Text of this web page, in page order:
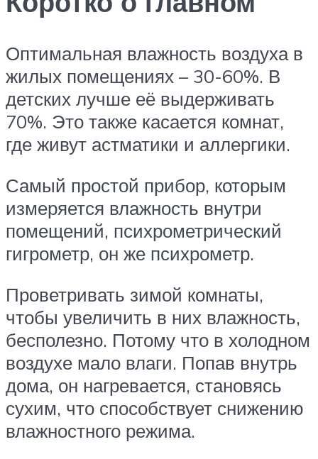
Оптимальная влажность воздуха в
жилых помещениях – 30-60%. В
детских лучше её выдерживать
70%. Это также касается комнат,
где живут астматики и аллергики.
Самый простой прибор, которым
измеряется влажность внутри
помещений, психрометрический
гигрометр, он же психрометр.
Проветривать зимой комнаты,
чтобы увеличить в них влажность,
бесполезно. Потому что в холодном
воздухе мало влаги. Попав внутрь
дома, он нагревается, становясь
сухим, что способствует снижению
влажностного режима.